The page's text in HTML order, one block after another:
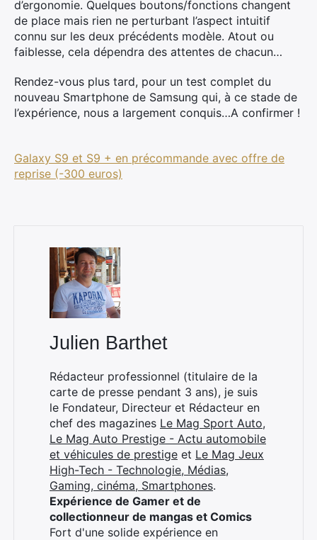
d’ergonomie. Quelques boutons/fonctions changent
de place mais rien ne perturbant l’aspect intuitif
connu sur les deux précédents modèle. Atout ou
faiblesse, cela dépendra des attentes de chacun…
Rendez-vous plus tard, pour un test complet du
nouveau Smartphone de Samsung qui, à ce stade de
l’expérience, nous a largement conquis…A confirmer !
Galaxy S9 et S9 + en précommande avec offre de
reprise (-300 euros)
Julien Barthet
Rédacteur professionnel (titulaire de la
carte de presse pendant 3 ans), je suis
le Fondateur, Directeur et Rédacteur en
chef des magazines Le Mag Sport Auto,
Le Mag Auto Prestige - Actu automobile
et véhicules de prestige et Le Mag Jeux
High-Tech - Technologie, Médias,
Gaming, cinéma, Smartphones.
Expérience de Gamer et de
collectionneur de mangas et Comics
Fort d'une solide expérience en